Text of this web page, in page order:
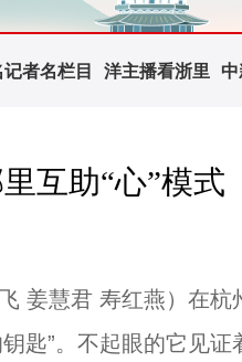
记者名栏目 洋主播看浙里
互助“心”模式
慧君 寿红燕）在杭
匙”。不起眼的它见